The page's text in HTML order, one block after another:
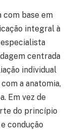
com base em
integral à
centrada
individual
a anatomia,
Em vez de
do princípio
condução